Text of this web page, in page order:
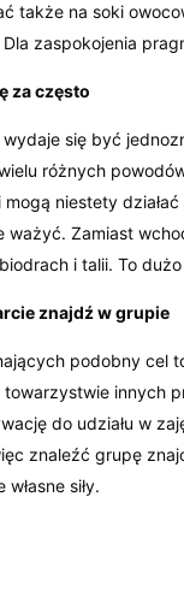
także na soki
zaspokojenia
za często
się być
różnych
mogą niestety
ważyć. Zamiast
i talii. To
znajdź w grupie
podobny cel
innych
do udziału w
znaleźć grupę
siły.